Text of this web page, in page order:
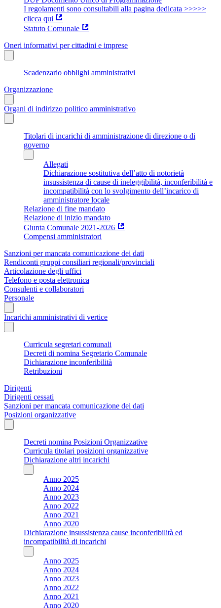
I regolamenti sono consultabili alla pagina dedicata >>>>>
clicca qui
Statuto Comunale
Oneri informativi per cittadini e imprese
Scadenzario obblighi amministrativi
Organizzazione
Organi di indirizzo politico amministrativo
Titolari di incarichi di amministrazione di direzione o di
governo
Allegati
Dichiarazione sostitutiva dell’atto di notorietà
insussistenza di cause di ineleggibilità, inconferibilità e
incompatibilità con lo svolgimento dell’incarico di
amministratore locale
Relazione di fine mandato
Relazione di inizio mandato
Giunta Comunale 2021-2026
Compensi amministratori
Sanzioni per mancata comunicazione dei dati
Rendiconti gruppi consiliari regionali/provinciali
Articolazione degli uffici
Telefono e posta elettronica
Consulenti e collaboratori
Personale
Incarichi amministrativi di vertice
Curricula segretari comunali
Decreti di nomina Segretario Comunale
Dichiarazione inconferibilità
Retribuzioni
Dirigenti
Dirigenti cessati
Sanzioni per mancata comunicazione dei dati
Posizioni organizzative
Decreti nomina Posizioni Organizzative
Curricula titolari posizioni organizzative
Dichiarazione altri incarichi
Anno 2025
Anno 2024
Anno 2023
Anno 2022
Anno 2021
Anno 2020
Dichiarazione insussistenza cause inconferibilità ed
incompatibilità di incarichi
Anno 2025
Anno 2024
Anno 2023
Anno 2022
Anno 2021
Anno 2020